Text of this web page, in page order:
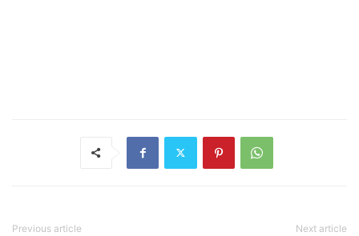
Previous article Next article